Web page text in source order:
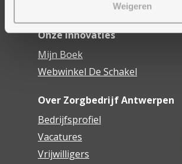
Weigeren
Onze innovaties
Mijn Boek
Webwinkel De Schakel
Over Zorgbedrijf Antwerpen
Bedrijfsprofiel
Vacatures
Vrijwilligers